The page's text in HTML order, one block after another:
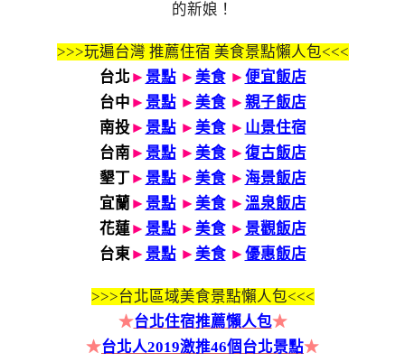
的新娘！
>>>玩遍台灣 推薦住宿 美食景點懶人包<<<
台北 ► 景點 ► 美食► 便宜飯店
台中 ► 景點 ► 美食► 親子飯店
南投► 景點 ► 美食► 山景住宿
台南► 景點 ► 美食► 復古飯店
墾丁► 景點 ► 美食► 海景飯店
宜蘭 ► 景點 ► 美食► 溫泉飯店
花蓮► 景點 ► 美食► 景觀飯店
台東► 景點 ► 美食► 優惠飯店
>>>台北區域美食景點懶人包<<<
★台北住宿推薦懶人包★
★台北人2019激推46個台北景點★